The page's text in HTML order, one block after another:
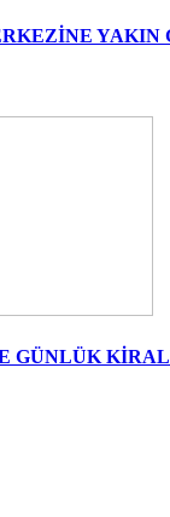
GÜNLÜK